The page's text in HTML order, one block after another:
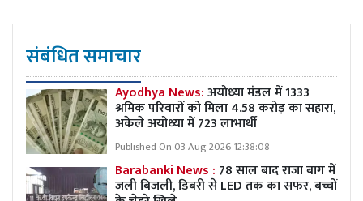
संबंधित समाचार
Ayodhya News:अयोध्या मंडल में 1333
श्रमिक परिवारों को मिला 4.58 करोड़ का सहारा,
अकेले अयोध्या में 723 लाभार्थी
Published On 03 Aug 2026 12:38:08
Barabanki News : 78 साल बाद राजा बाग में
जली बिजली, डिबरी से LED तक का सफर, बच्चों